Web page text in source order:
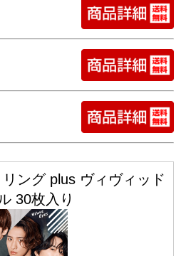
ング plus ヴィヴィッド
30枚入り